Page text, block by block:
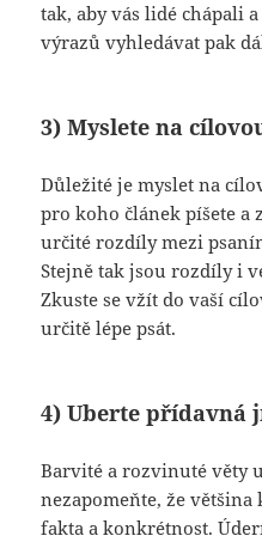
tak, aby vás lidé chápali
výrazů vyhledávat pak
3) Myslete na
Důležité je myslet na
pro koho článek píšete a
určité rozdíly mezi
Stejně tak jsou rozdíly i
Zkuste se vžít do vaší
určitě lépe psát.
4) Uberte přídavná
Barvité a rozvinuté věty
nezapomeňte, že
fakta a konkrétnost.